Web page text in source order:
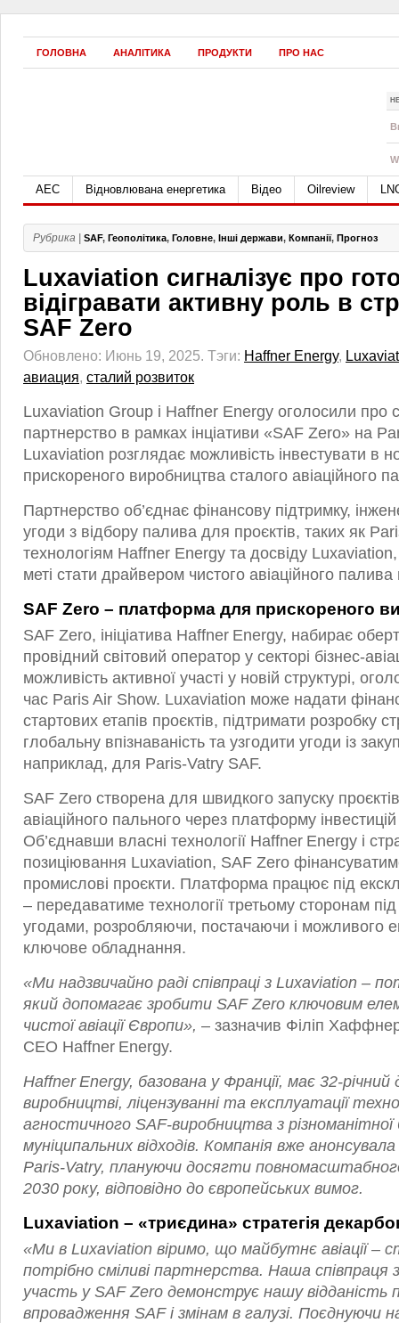
ГОЛОВНА АНАЛІТИКА ПРОДУКТИ ПРО НАС
АЕС Відновлювана енергетика Відео Oilreview
Рубрика | SAF, Геополітика, Головне, Інші держави, Компанії, Прогноз
Luxaviation сигналізує про
відігравати активну роль в
SAF Zero
Обновлено: Июнь 19, 2025. Тэги: Haffner Energy,
авиация, сталий розвиток
Luxaviation Group і Haffner Energy оголосили про
партнерство в рамках інціативи «SAF Zero» на
Luxaviation розглядає можливість інвестувати в
прискореного виробництва сталого авіаційного
Партнерство об’єднає фінансову підтримку,
угоди з відбору палива для проєктів, таких як
технологіям Haffner Energy та досвіду
меті стати драйвером чистого авіаційного
SAF Zero – платформа для прискореного
SAF Zero, ініціатива Haffner Energy, набирає
провідний світовий оператор у секторі бізнес-
можливість активної участі у новій структурі,
час Paris Air Show. Luxaviation може надати
стартових етапів проєктів, підтримати розробку
глобальну впізнаваність та узгодити угоди із
наприклад, для Paris‑Vatry SAF.
SAF Zero створена для швидкого запуску проєктів
авіаційного пального через платформу інвестицій
Об’єднавши власні технології Haffner Energy і
позиціювання Luxaviation, SAF Zero
промислові проєкти. Платформа працює під
– передаватиме технології третьому сторонам
угодами, розробляючи, постачаючи і можливого
ключове обладнання.
«Ми надзвичайно раді співпраці з Luxaviation –
який допомагає зробити SAF Zero ключовим
чистої авіації Європи», – зазначив Філіп
CEO Haffner Energy.
Haffner Energy, базована у Франції, має 32‑річний
виробництві, ліцензуванні та експлуатації
агностичного SAF‑виробництва з різноманітної
муніципальних відходів. Компанія вже
Paris‑Vatry, плануючи досягти
2030 року, відповідно до європейських вимог.
Luxaviation – «триєдина» стратегія
«Ми в Luxaviation віримо, що майбутнє авіації –
потрібно сміливі партнерства. Наша співпраця
участь у SAF Zero демонструє нашу
впровадження SAF і змінам в галузі. Поєднуючи